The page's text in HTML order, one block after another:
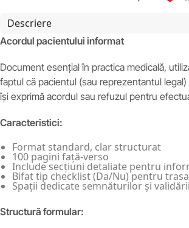
Descriere
Acordul pacientului informat
Document esențial în practica medicală,
faptul că pacientul (sau reprezentantul
își exprimă acordul sau refuzul pentru
Caracteristici:
Format standard, clar structurat
100 pagini față-verso
Include secțiuni detaliate pentru
Bifat tip checklist (Da/Nu) pentru
Spații dedicate semnăturilor și
Structură formular: